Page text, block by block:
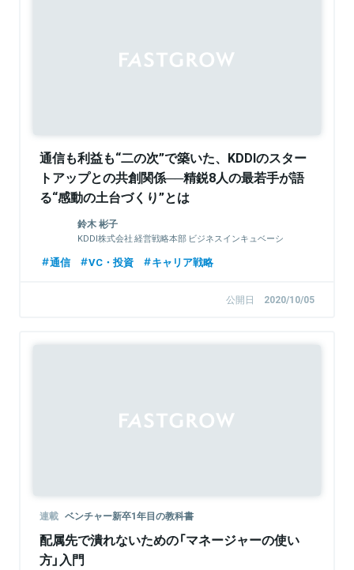
通信も利益も“二の次”で築いた、KDDIのスター
トアップとの共創関係──精鋭8人の最若手が語
る“感動の土台づくり”とは
鈴木 彬子
KDDI株式会社 経営戦略本部 ビジネスインキュベーシ
任
通信 VC・投資 キャリア戦略
公開日 2020/10/05
連載 ベンチャー新卒1年目の教科書
配属先で潰れないための「マネージャーの使い
方」入門